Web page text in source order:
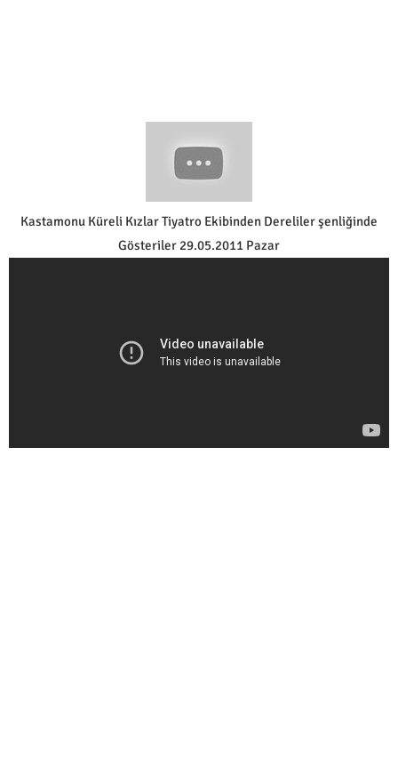
Kastamonu Küreli Kızlar Tiyatro Ekibinden Dereliler şenliğinde
Gösteriler 29.05.2011 Pazar